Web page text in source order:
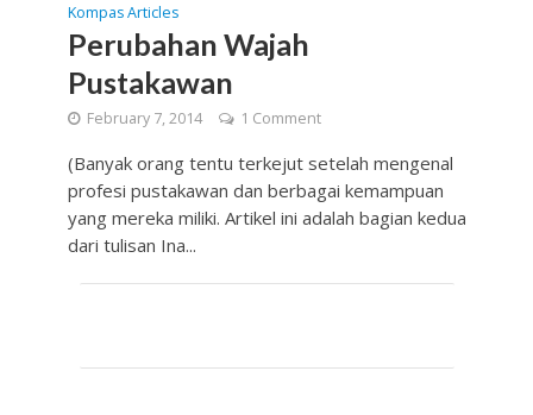
Kompas Articles
Perubahan Wajah
Pustakawan
February 7, 2014 1 Comment
(Banyak orang tentu terkejut setelah mengenal
profesi pustakawan dan berbagai kemampuan
yang mereka miliki. Artikel ini adalah bagian kedua
dari tulisan Ina...